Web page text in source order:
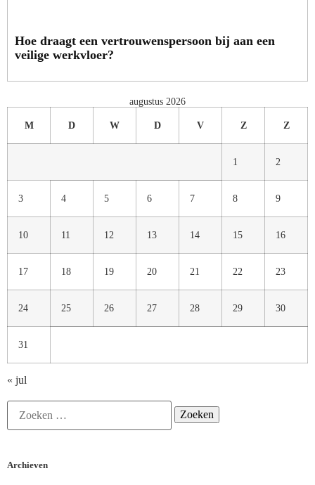
Hoe draagt een vertrouwenspersoon bij aan een
veilige werkvloer?
augustus 2026
M D W D V Z Z
1 2
3 4 5 6 7 8 9
10 11 12 13 14 15 16
17 18 19 20 21 22 23
24 25 26 27 28 29 30
31
« jul
Archieven